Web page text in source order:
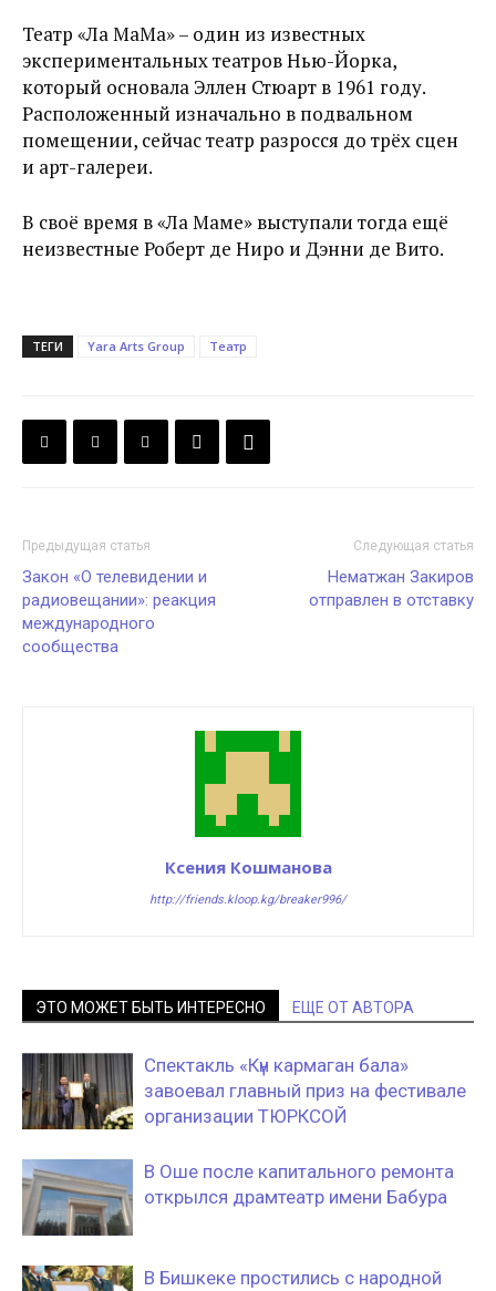
Театр «Ла МаМа» – один из известных
экспериментальных театров Нью-Йорка,
который основала Эллен Стюарт в 1961 году.
Расположенный изначально в подвальном
помещении, сейчас театр разросся до трёх сцен
и арт-галереи.
В своё время в «Ла Маме» выступали тогда ещё
неизвестные Роберт де Ниро и Дэнни де Вито.
ТЕГИ Yara Arts Group Театр
Предыдущая статья
Закон «О телевидении и
радиовещании»: реакция
международного
сообщества
Следующая статья
Нематжан Закиров
отправлен в отставку
Ксения Кошманова
http://friends.kloop.kg/breaker996/
ЭТО МОЖЕТ БЫТЬ ИНТЕРЕСНО ЕЩЕ ОТ АВТОРА
Спектакль «Күн кармаган бала»
завоевал главный приз на фестивале
организации ТЮРКСОЙ
В Оше после капитального ремонта
открылся драмтеатр имени Бабура
В Бишкеке простились с народной